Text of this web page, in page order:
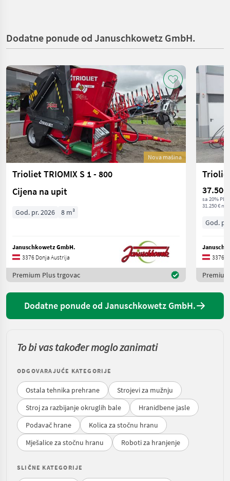
Dodatne ponude od Januschkowetz GmbH.
Nova mašina
Trioliet TRIOMIX S 1 - 800
Cijena na upit
God. pr. 2026 8 m³
Januschkowetz GmbH.
3376 Donja Austrija
Premium Plus trgovac
37.500
sa 20%
31.250 €
God.
3376
Dodatne ponude od Januschkowetz GmbH.
To bi vas također moglo zanimati
ODGOVARAJUĆE KATEGORIJE
Ostala tehnika prehrane
Strojevi za mužnju
Stroj za razbijanje okruglih bale
Hranidbene jasle
Podavač hrane
Kolica za stočnu hranu
Mješalice za stočnu hranu
Roboti za hranjenje
SLIČNE KATEGORIJE